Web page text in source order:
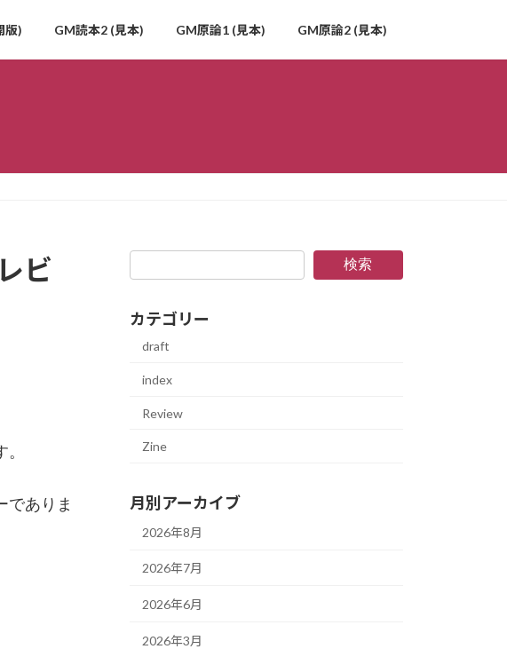
版) GM読本2 (見本) GM原論1 (見本) GM原論2 (見本)
ビ
でありま
検索
カテゴリー
draft
index
Review
Zine
月別アーカイブ
2026年8月
2026年7月
2026年6月
2026年3月